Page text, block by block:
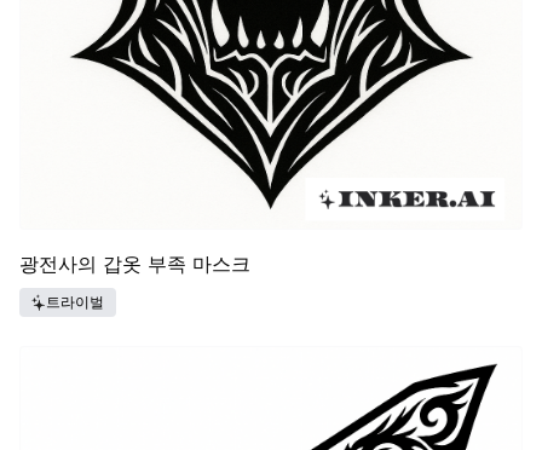
광전사의 갑옷 부족 마스크
트라이벌